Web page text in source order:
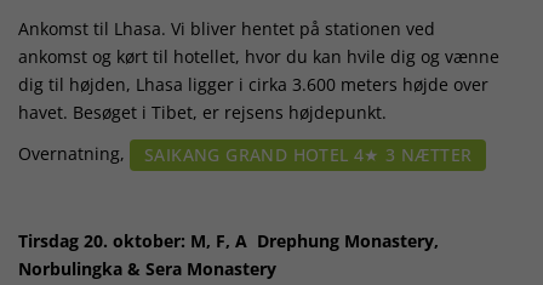
Ankomst til Lhasa. Vi bliver hentet på stationen ved
ankomst og kørt til hotellet, hvor du kan hvile dig og vænne
dig til højden, Lhasa ligger i cirka 3.600 meters højde over
havet. Besøget i Tibet, er rejsens højdepunkt.
Overnatning,
SAIKANG GRAND HOTEL 4★ 3 NÆTTER
Tirsdag 20. oktober: M, F, A Drephung Monastery,
Norbulingka & Sera Monastery